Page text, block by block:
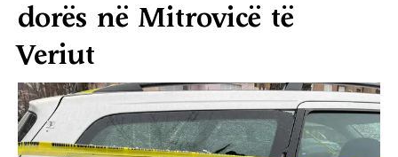
dorës në Mitrovicë të
Veriut